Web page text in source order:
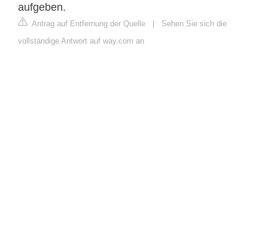
aufgeben.
Antrag auf Entfernung der Quelle | Sehen Sie sich die
vollständige Antwort auf way.com an